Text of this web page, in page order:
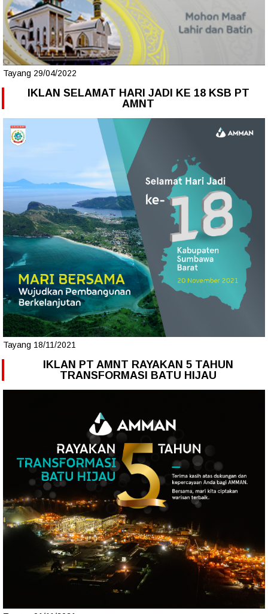
Tayang 29/04/2022
IKLAN SELAMAT HARI JADI KE 18 KSB PT
AMNT
Tayang 18/11/2021
IKLAN PT AMNT RAYAKAN 5 TAHUN
TRANSFORMASI BATU HIJAU